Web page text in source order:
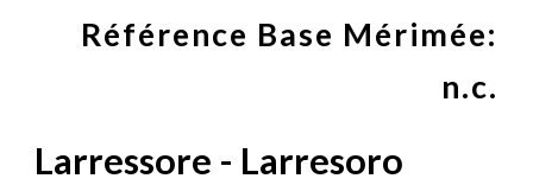
Référence Base Mérimée:
n.c.
Larressore - Larresoro